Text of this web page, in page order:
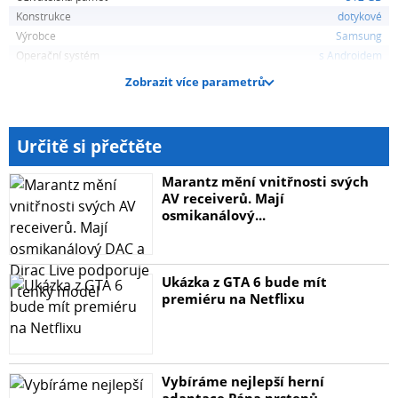
Samsung Galaxy S26 Ultra
Modelový rok
Nadstavba systému
s One UI
Chytré telefony (smartphony)
ano
Konstrukce
Barva
Konstrukce
dotykové
Výrobce
Samsung
Operační systém
s Androidem
Zobrazit více parametrů
Určitě si přečtěte
Marantz mění vnitřnosti svých
AV receiverů. Mají
osmikanálový...
Ukázka z GTA 6 bude mít
premiéru na Netflixu
Vybíráme nejlepší herní